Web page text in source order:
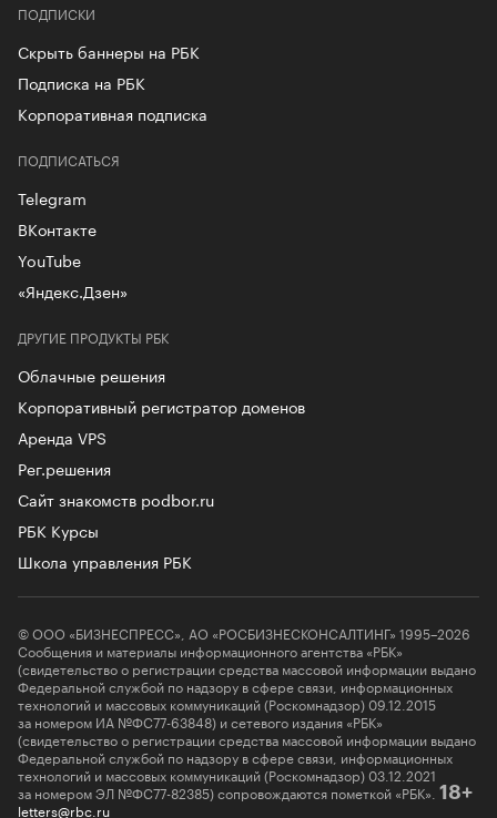
ПОДПИСКИ
Скрыть баннеры на РБК
Подписка на РБК
Корпоративная подписка
ДРУГИЕ ПРОДУКТЫ РБК
Облачные решения
Корпоративный регистратор доменов
Аренда VPS
Рег.решения
Сайт знакомств podbor.ru
РБК Курсы
Школа управления РБК
ПОДПИСАТЬСЯ
Telegram
ВКонтакте
YouTube
«Яндекс.Дзен»
© ООО «БИЗНЕСПРЕСС», АО «РОСБИЗНЕСКОНСАЛТИНГ» 1995–2026
Сообщения и материалы информационного агентства «РБК»
(свидетельство о регистрации средства массовой информации выдано
Федеральной службой по надзору в сфере связи, информационных
технологий и массовых коммуникаций (Роскомнадзор) 09.12.2015
за номером ИА №ФС77-63848) и сетевого издания «РБК»
(свидетельство о регистрации средства массовой информации выдано
Федеральной службой по надзору в сфере связи, информационных
технологий и массовых коммуникаций (Роскомнадзор) 03.12.2021
за номером ЭЛ №ФС77-82385) сопровождаются пометкой «РБК». 18+
letters@rbc.ru